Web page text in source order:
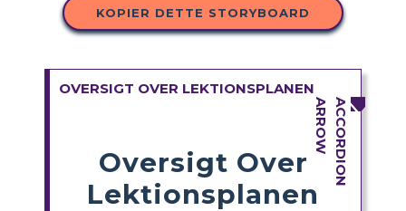
KOPIER DETTE STORYBOARD
OVERSIGT OVER LEKTIONSPLANEN
Oversigt Over
Lektionsplanen